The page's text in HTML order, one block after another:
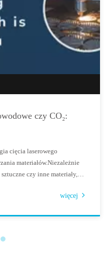
czy CO₂:
cięcia laserowego
materiałów.Niezależnie
czy inne materiały,
z najbardziej
więcej